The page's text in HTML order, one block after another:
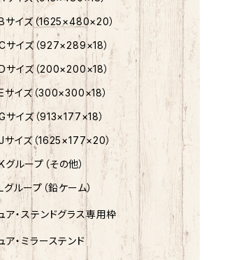
サイズ（1625×480×20）
サイズ（927×289×18）
サイズ（200×200×18）
サイズ（300×300×18）
サイズ（913×177×18）
サイズ（1625×177×20）
グループ（その他）
グループ（鉛ケーム）
ア・ステンドグラス専用枠
ア・ミラーステンド